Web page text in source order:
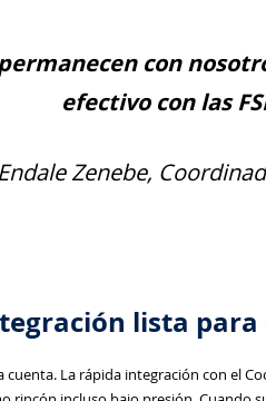
con
efectivo con las
Endale Zenebe,
lista
cuenta. La rápida integración con el